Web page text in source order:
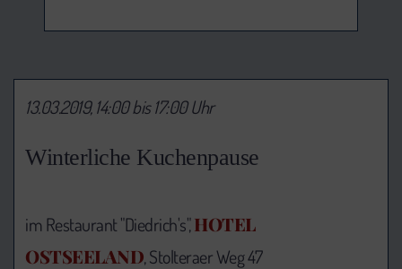
Winterliche Kuchenpause
13.03.2019, 14:00 bis 17:00 Uhr
im Restaurant "Diedrich's",HOTEL
OSTSEELAND, Stolteraer Weg 47